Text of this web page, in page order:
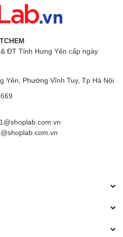
ĐT Tỉnh Hưng Yên cấp ngày
Yên, Phường Vĩnh Tuy, Tp Hà Nội